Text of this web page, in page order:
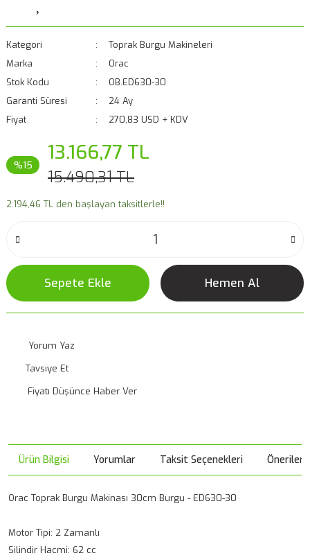
Kategori
Toprak Burgu Makineleri
Marka
Orac
Stok Kodu
OB.ED630-30
Garanti Süresi
24 Ay
Fiyat
270,83 USD + KDV
%15 13.166,77 TL
15.490,31 TL
2.194,46 TL den başlayan taksitlerle!!
Sepete Ekle Hemen Al
Yorum Yaz
Tavsiye Et
Fiyatı Düşünce Haber Ver
Ürün Bilgisi Yorumlar Taksit Seçenekleri
Orac Toprak Burgu Makinası 30cm Burgu - ED630-30
Motor Tipi: 2 Zamanlı
Silindir Hacmi: 62 cc